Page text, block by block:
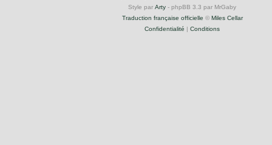
Style par Arty - phpBB 3.3 par MrGaby
Traduction française officielle © Miles Cellar
Confidentialité | Conditions